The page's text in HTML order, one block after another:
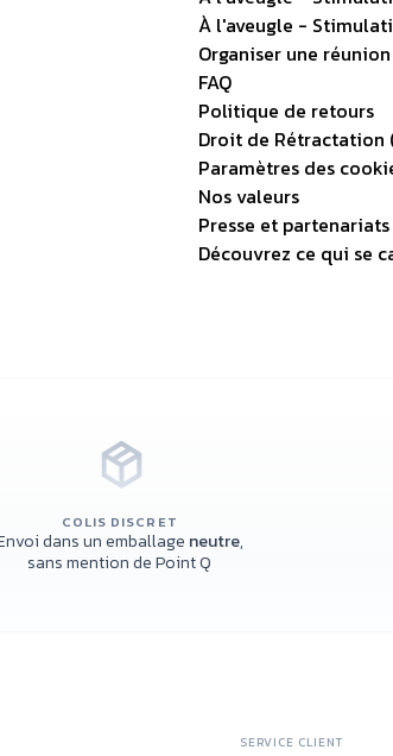
À l'aveugle -
Organiser une
FAQ
Politique de retours
Droit de Rétractation
Paramètres des
Nos valeurs
Presse et partenariats
Découvrez ce qui se
COLIS DISCRET
dans un emballage neutre,
sans mention de Point Q
SERVICE CLIENT